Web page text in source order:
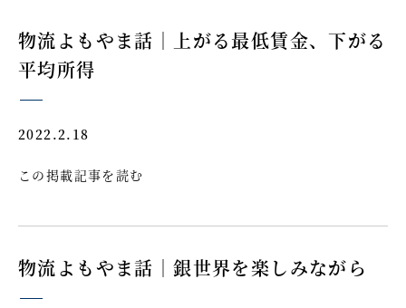
物流よもやま話｜上がる最低賃金、下がる
平均所得
2022.2.18
この掲載記事を読む
物流よもやま話｜銀世界を楽しみながら